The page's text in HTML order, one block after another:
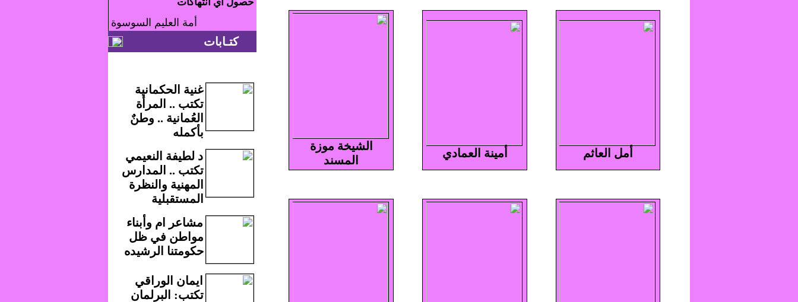
أمل العاثم أمينة العمادي
الشيخة موزة
المسند
أمة العليم السوسوة
كتـابات
غنية الحكمانية
تكتب .. المرأة
العُمانية .. وطنٌ
بأكمله
د لطيفة النعيمي
تكتب .. المدارس
المهنية والنظرة
المستقبلية
مشاعر ام وأبناء
مواطن في ظل
حكومتنا الرشيده
ايمان الوراقي
تكتب: البرلمان